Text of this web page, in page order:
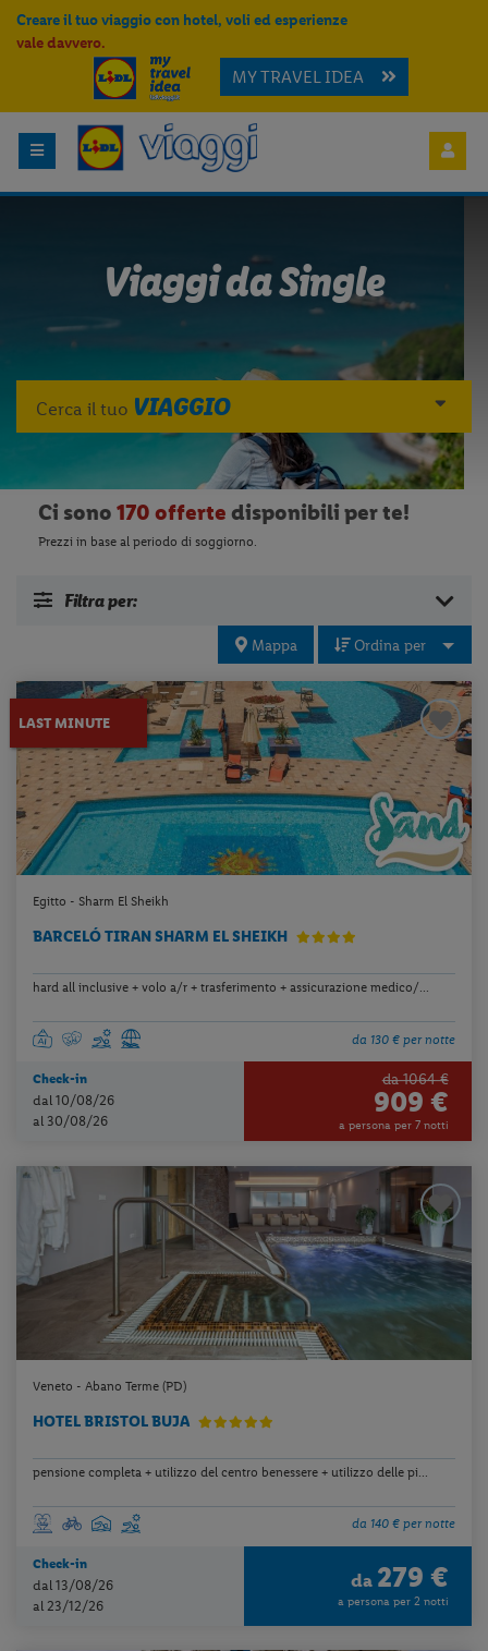
Creare il tuo viaggio con hotel, voli ed esperienze
vale davvero.
MY TRAVEL IDEA
Viaggi da Single
Cerca il tuo VIAGGIO
Ci sono170 offerte disponibili per te!
Prezzi in base al periodo di soggiorno.
Filtra per:
Mappa Ordina per
LAST MINUTE
Egitto - Sharm El Sheikh
BARCELÓ TIRAN SHARM EL SHEIKH
hard all inclusive + volo a/r + trasferimento + assicurazione medico/...
da 130 € per notte
Check-in
dal 10/08/26
al 30/08/26
da 1064 €
909 €
a persona per 7 notti
Veneto - Abano Terme (PD)
HOTEL BRISTOL BUJA
pensione completa + utilizzo del centro benessere + utilizzo delle pi...
da 140 € per notte
Check-in
dal 13/08/26
al 23/12/26
da 279 €
a persona per 2 notti